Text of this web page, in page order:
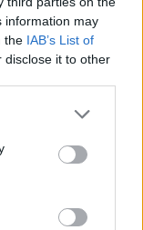
information may
the IAB’s List of
disclose it to other
00:00:49
šešis
dviejų moterų ir